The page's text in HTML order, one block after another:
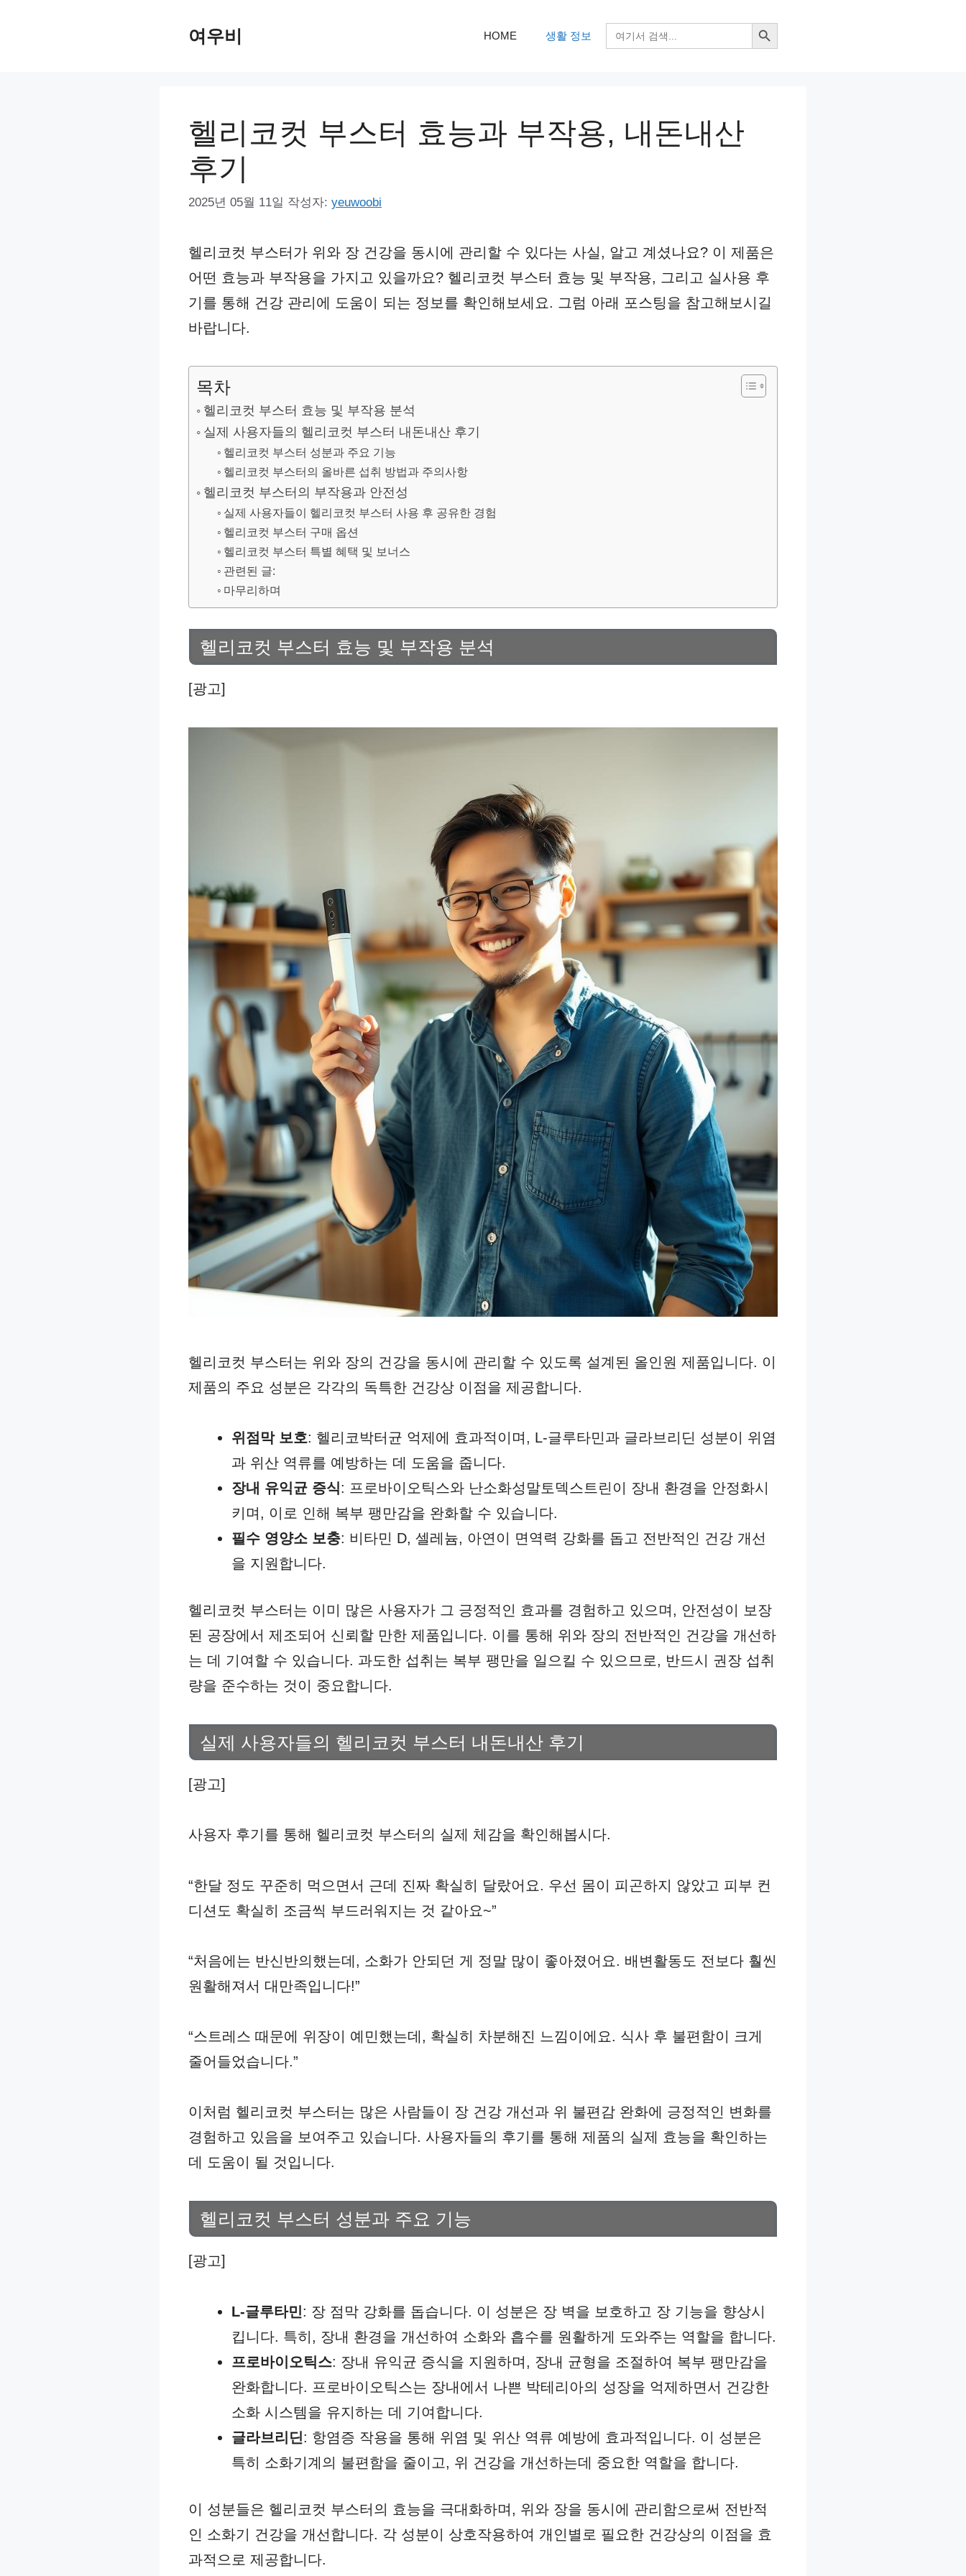
여우비 HOME 생활 정보
검
색:
검색 버튼
헬리코컷 부스터 효능과 부작용, 내돈내산
후기
2025년 05월 11일 작성자: yeuwoobi
헬리코컷 부스터가 위와 장 건강을 동시에 관리할 수 있다는 사실, 알고 계셨나요? 이 제품은
어떤 효능과 부작용을 가지고 있을까요? 헬리코컷 부스터 효능 및 부작용, 그리고 실사용 후
기를 통해 건강 관리에 도움이 되는 정보를 확인해보세요. 그럼 아래 포스팅을 참고해보시길
바랍니다.
목차
헬리코컷 부스터 효능 및 부작용 분석
실제 사용자들의 헬리코컷 부스터 내돈내산 후기
헬리코컷 부스터 성분과 주요 기능
헬리코컷 부스터의 올바른 섭취 방법과 주의사항
헬리코컷 부스터의 부작용과 안전성
실제 사용자들이 헬리코컷 부스터 사용 후 공유한 경험
헬리코컷 부스터 구매 옵션
헬리코컷 부스터 특별 혜택 및 보너스
관련된 글:
마무리하며
헬리코컷 부스터 효능 및 부작용 분석
[광고]
헬리코컷 부스터는 위와 장의 건강을 동시에 관리할 수 있도록 설계된 올인원 제품입니다. 이
제품의 주요 성분은 각각의 독특한 건강상 이점을 제공합니다.
위점막 보호: 헬리코박터균 억제에 효과적이며, L-글루타민과 글라브리딘 성분이 위염
과 위산 역류를 예방하는 데 도움을 줍니다.
장내 유익균 증식: 프로바이오틱스와 난소화성말토덱스트린이 장내 환경을 안정화시
키며, 이로 인해 복부 팽만감을 완화할 수 있습니다.
필수 영양소 보충: 비타민 D, 셀레늄, 아연이 면역력 강화를 돕고 전반적인 건강 개선
을 지원합니다.
헬리코컷 부스터는 이미 많은 사용자가 그 긍정적인 효과를 경험하고 있으며, 안전성이 보장
된 공장에서 제조되어 신뢰할 만한 제품입니다. 이를 통해 위와 장의 전반적인 건강을 개선하
는 데 기여할 수 있습니다. 과도한 섭취는 복부 팽만을 일으킬 수 있으므로, 반드시 권장 섭취
량을 준수하는 것이 중요합니다.
실제 사용자들의 헬리코컷 부스터 내돈내산 후기
[광고]
사용자 후기를 통해 헬리코컷 부스터의 실제 체감을 확인해봅시다.
“한달 정도 꾸준히 먹으면서 근데 진짜 확실히 달랐어요. 우선 몸이 피곤하지 않았고 피부 컨
디션도 확실히 조금씩 부드러워지는 것 같아요~”
“처음에는 반신반의했는데, 소화가 안되던 게 정말 많이 좋아졌어요. 배변활동도 전보다 훨씬
원활해져서 대만족입니다!”
“스트레스 때문에 위장이 예민했는데, 확실히 차분해진 느낌이에요. 식사 후 불편함이 크게
줄어들었습니다.”
이처럼 헬리코컷 부스터는 많은 사람들이 장 건강 개선과 위 불편감 완화에 긍정적인 변화를
경험하고 있음을 보여주고 있습니다. 사용자들의 후기를 통해 제품의 실제 효능을 확인하는
데 도움이 될 것입니다.
헬리코컷 부스터 성분과 주요 기능
[광고]
L-글루타민: 장 점막 강화를 돕습니다. 이 성분은 장 벽을 보호하고 장 기능을 향상시
킵니다. 특히, 장내 환경을 개선하여 소화와 흡수를 원활하게 도와주는 역할을 합니다.
프로바이오틱스: 장내 유익균 증식을 지원하며, 장내 균형을 조절하여 복부 팽만감을
완화합니다. 프로바이오틱스는 장내에서 나쁜 박테리아의 성장을 억제하면서 건강한
소화 시스템을 유지하는 데 기여합니다.
글라브리딘: 항염증 작용을 통해 위염 및 위산 역류 예방에 효과적입니다. 이 성분은
특히 소화기계의 불편함을 줄이고, 위 건강을 개선하는데 중요한 역할을 합니다.
이 성분들은 헬리코컷 부스터의 효능을 극대화하며, 위와 장을 동시에 관리함으로써 전반적
인 소화기 건강을 개선합니다. 각 성분이 상호작용하여 개인별로 필요한 건강상의 이점을 효
과적으로 제공합니다.